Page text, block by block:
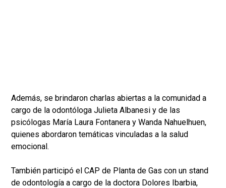
Además, se brindaron charlas abiertas a la comunidad a
cargo de la odontóloga Julieta Albanesi y de las
psicólogas María Laura Fontanera y Wanda Nahuelhuen,
quienes abordaron temáticas vinculadas a la salud
emocional.
También participó el CAP de Planta de Gas con un stand
de odontología a cargo de la doctora Dolores Ibarbia,